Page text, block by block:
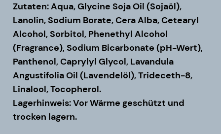
Zutaten: Aqua, Glycine Soja Oil (Sojaöl),
Lanolin, Sodium Borate, Cera Alba, Cetearyl
Alcohol, Sorbitol, Phenethyl Alcohol
(Fragrance), Sodium Bicarbonate (pH-Wert),
Panthenol, Caprylyl Glycol, Lavandula
Angustifolia Oil (Lavendelöl), Trideceth-8,
Linalool, Tocopherol.
Lagerhinweis: Vor Wärme geschützt und
trocken lagern.